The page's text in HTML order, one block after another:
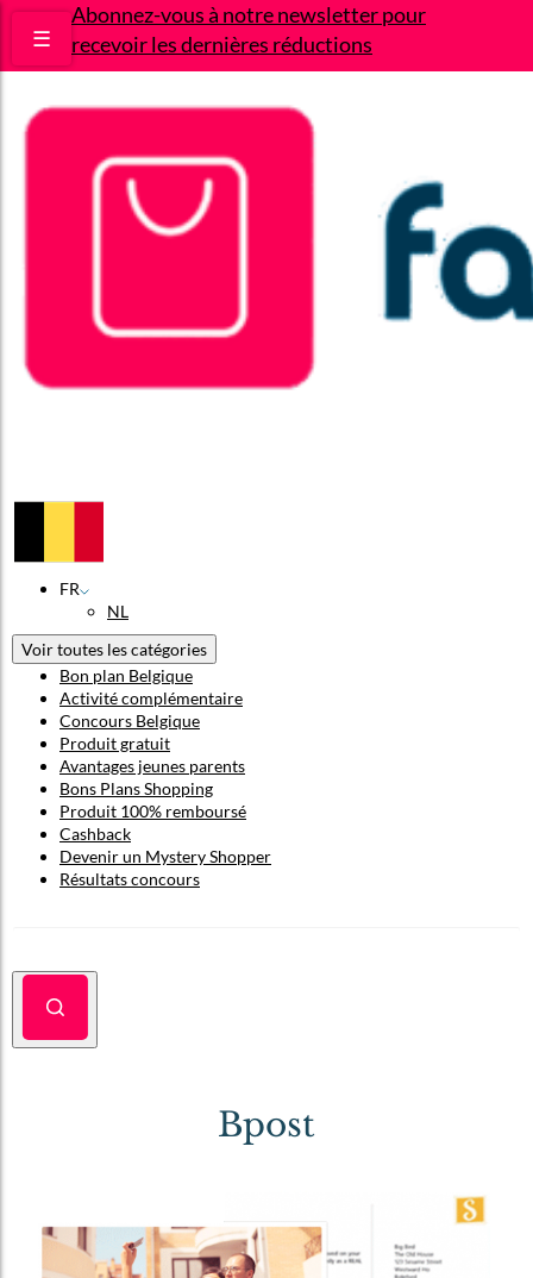
Abonnez-vous à notre newsletter pour
recevoir les dernières réductions
☰
FR
NL
Voir toutes les catégories
Bon plan Belgique
Activité complémentaire
Concours Belgique
Produit gratuit
Avantages jeunes parents
Bons Plans Shopping
Produit 100% remboursé
Cashback
Devenir un Mystery Shopper
Résultats concours
Bpost